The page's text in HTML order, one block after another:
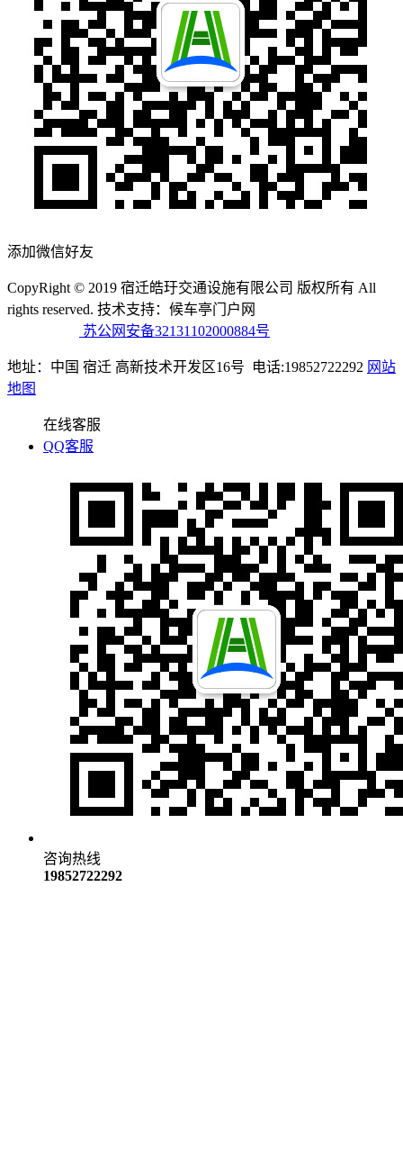
添加微信好友
CopyRight © 2019 宿迁皓玗交通设施有限公司 版权所有 All
rights reserved. 技术支持：候车亭门户网
苏公网安备32131102000884号
地址：中国 宿迁 高新技术开发区16号 电话:19852722292 网站
地图
在线客服
QQ客服
咨询热线
19852722292